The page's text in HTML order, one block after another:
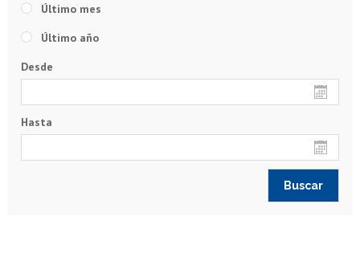
Último mes
Último año
Desde
Hasta